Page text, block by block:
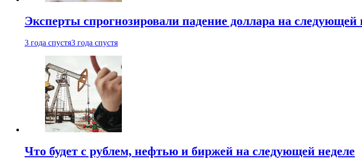
Эксперты спрогнозировали падение доллара на следующей
3 года спустя3 года спустя
Что будет с рублем, нефтью и биржей на следующей неделе